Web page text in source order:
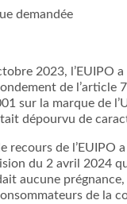
demandée
2023, l’EUIPO
de l’article
sur la marque de
dépourvu de
recours de l’EUIPO
du 2 avril 2024
aucune
de la